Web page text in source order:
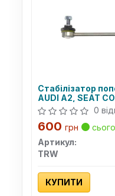
Стабілізатор
AUDI A2, SEAT
SKODA FABI, VW
0
600 грн
Артикул:
TRW
КУПИТИ